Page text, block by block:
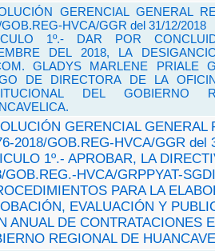
GERENCIAL GENERAL
GOB.REG-HVCA/GGR del 31/12/2018
1º.- DAR POR
DEL 2018, LA
GLADYS MARLENE PRIALE
DE DIRECTORA DE LA
DEL GOBIERNO
GERENCIAL GENERAL
2018/GOB.REG-HVCA/GGR del
1º.- APROBAR, LA
GOB.REG.-HVCA/GRPPYAT-
PARA LA
EVALUACIÓN Y
ANUAL DE CONTRATACIONES
REGIONAL DE